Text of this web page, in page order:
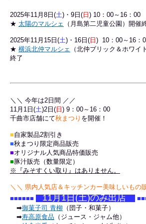
2025年11月8日(土)・9日( 日 ) 10：00～16：00
★ 太陽のマルシェ （月島第二児童公園） 開催
2025年11月15日(土)・16日( 日 ) 10：00～16：
★ 横浜北仲マルシェ （北仲ブリック＆ホワイ
終了
＼＼ 今年は2日間 ／／
11月1日 (土)2 日( 日 ) 9：00～16：00
千曲市店舗にて秋まつり を開催！
■自家製品2割引き
■秋まつり限定商品販売
■オリジナル人気商品特価販売
■豚汁販売（数量限定）
※『みそすくい取り 』はありません。
＼ ＼ 県内人気店＆キッチンカー美味しいもの
■■■■■■ 11月1日(土)のみ出店 ■■
➡御菓子司 青柳 （団子・和菓子）
➡寿高原食品 （ジュース・ジャム他）